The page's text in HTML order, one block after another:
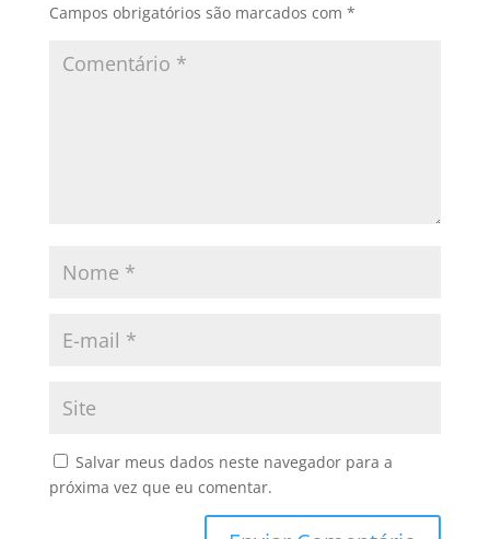
Campos obrigatórios são marcados com *
Salvar meus dados neste navegador para a
próxima vez que eu comentar.